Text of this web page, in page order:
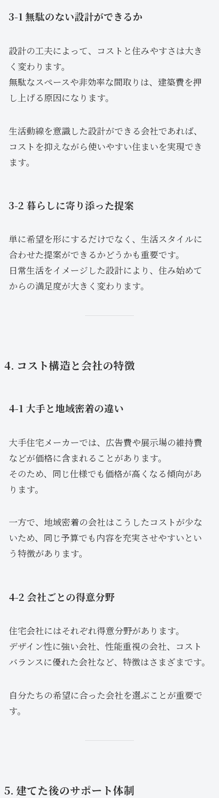
3-1 無駄のない設計ができるか
設計の工夫によって、コストと住みやすさは大き
く変わります。
無駄なスペースや非効率な間取りは、建築費を押
し上げる原因になります。
生活動線を意識した設計ができる会社であれば、
コストを抑えながら使いやすい住まいを実現でき
ます。
3-2 暮らしに寄り添った提案
単に希望を形にするだけでなく、生活スタイルに
合わせた提案ができるかどうかも重要です。
日常生活をイメージした設計により、住み始めて
からの満足度が大きく変わります。
4. コスト構造と会社の特徴
4-1 大手と地域密着の違い
大手住宅メーカーでは、広告費や展示場の維持費
などが価格に含まれることがあります。
そのため、同じ仕様でも価格が高くなる傾向があ
ります。
一方で、地域密着の会社はこうしたコストが少な
いため、同じ予算でも内容を充実させやすいとい
う特徴があります。
4-2 会社ごとの得意分野
住宅会社にはそれぞれ得意分野があります。
デザイン性に強い会社、性能重視の会社、コスト
バランスに優れた会社など、特徴はさまざまです。
自分たちの希望に合った会社を選ぶことが重要で
す。
5. 建てた後のサポート体制